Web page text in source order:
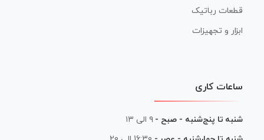
قطعات رباتیک
ابزار و تجهیزات
ساعات کاری
شنبه تا پنج‌شنبه - صبح - ۹ الی ۱۳